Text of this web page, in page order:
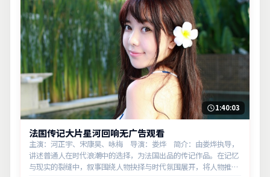
1:40:03
法国传记大片星河回响无广告观看
主演：河正宇、宋康昊、咏梅 导演：娄烨 简介：由娄烨执导，
讲述普通人在时代浪潮中的选择，为法国出品的传记作品。在记忆
与现实的裂缝中，叙事围绕人物抉择与时代氛围展开，将人物推向